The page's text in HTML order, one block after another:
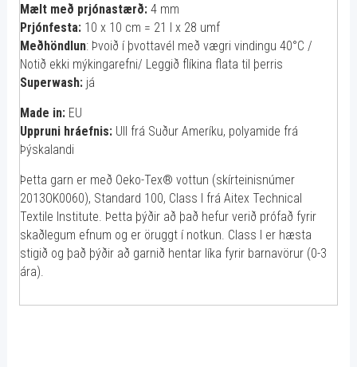
Mælt með prjónastærð:4 mm
Prjónfesta:10 x 10 cm = 21 l x 28 umf
Meðhöndlun: Þvoið í þvottavél með vægri vindingu 40°C /
Notið ekki mýkingarefni/ Leggið flíkina flata til þerris
Superwash:já
Made in: EU
Uppruni hráefnis:Ull frá Suður Ameríku, polyamide frá
Þýskalandi
Þetta garn er með Oeko-Tex® vottun (skírteinisnúmer
2013OK0060), Standard 100, Class I frá Aitex Technical
Textile Institute. Þetta þýðir að það hefur verið prófað fyrir
skaðlegum efnum og er öruggt í notkun. Class I er hæsta
stigið og það þýðir að garnið hentar líka fyrir barnavörur (0-3
ára).